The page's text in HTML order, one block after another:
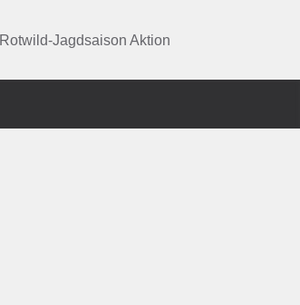
Rotwild-Jagdsaison Aktion